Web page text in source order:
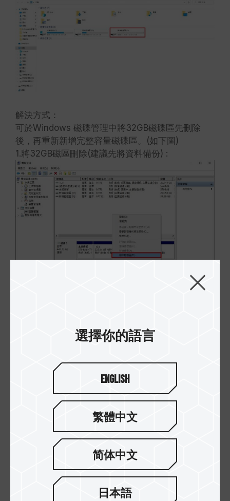
解決方式：
可於Windows 磁碟管理中將32GB磁碟區先刪除
後，再重新新增完整容量磁碟區。(如下圖)
1.將32GB磁區刪除(建議先將資料備份) :
選擇你的語言
English
繁體中文
简体中文
日本語